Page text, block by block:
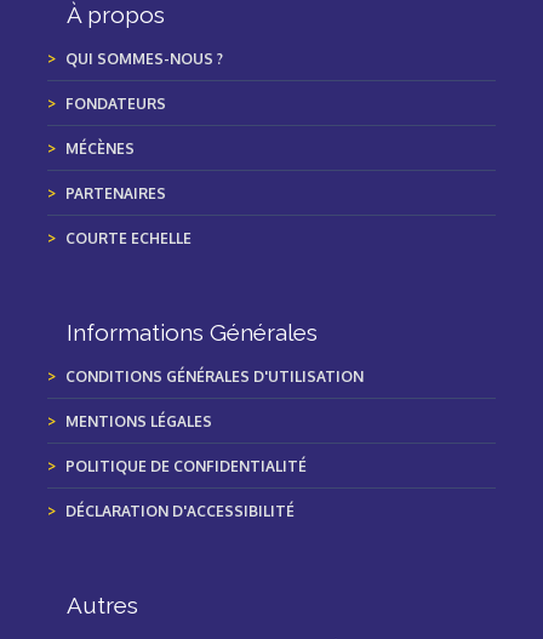
À propos
QUI SOMMES-NOUS ?
FONDATEURS
MÉCÈNES
PARTENAIRES
COURTE ECHELLE
Informations Générales
CONDITIONS GÉNÉRALES D'UTILISATION
MENTIONS LÉGALES
POLITIQUE DE CONFIDENTIALITÉ
DÉCLARATION D'ACCESSIBILITÉ
Autres